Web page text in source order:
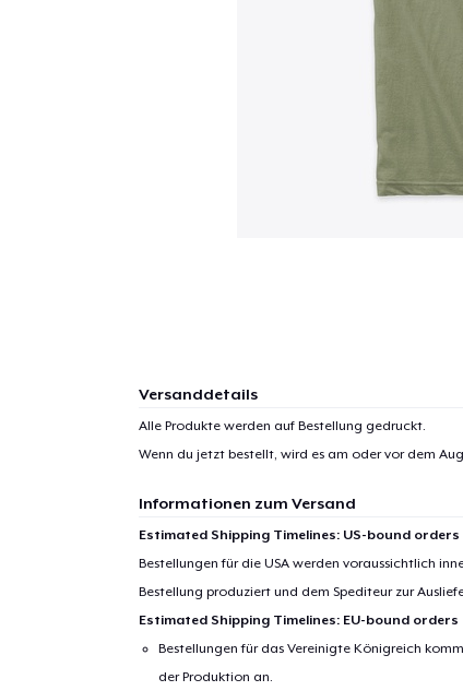
Versanddetails
Alle Produkte werden auf Bestellung gedruckt.
Wenn du jetzt bestellt, wird es am oder vor dem
Informationen zum Versand
Estimated Shipping Timelines: US-bound orders
Bestellungen für die USA werden voraussichtlich
Bestellung produziert und dem Spediteur zur
Estimated Shipping Timelines: EU-bound orders
Bestellungen für das Vereinigte Königreich
der Produktion an.